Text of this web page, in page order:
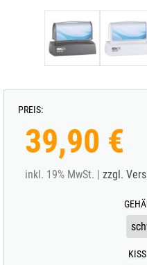
PREIS:
39,90 €
inkl. 19% MwSt. | zzgl.